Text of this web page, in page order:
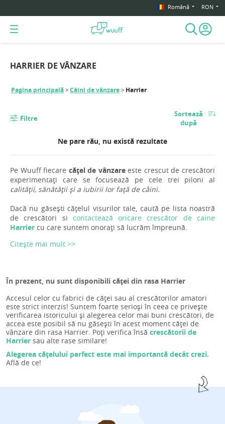
Română RON
HARRIER DE VÂNZARE
Pagina principală Câini de vânzare Harrier
Filtre
Sortează
după
Ne pare rău, nu există rezultate
Pe Wuuff fiecare cățel de vânzareeste crescut de crescători
experimentați care se focusează pe cele trei piloni al
calității, sănătății și a iubirii lor față de câini.
Dacă nu găsești cățelul visurilor tale, caută pe lista noastră
de crescători si contactează oricare crescător de caine
Harrier cu care suntem onorați să lucrăm împreună.
Citește mai mult >>
În prezent, nu sunt disponibili căței din rasa Harrier
Accesul celor cu fabrici de căței sau al crescătorilor amatori
este strict interzis! Suntem foarte serioși în ceea ce privește
verificarea istoricului și alegerea celor mai buni crescători, de
accea este posibil să nu găsești în acest moment căței de
vânzare din rasa Harrier. Poți verifica însă crescătorii de
Harrier sau alte rase similare!
Alegerea cățelului perfect este mai importantă decât crezi.
Află de ce!